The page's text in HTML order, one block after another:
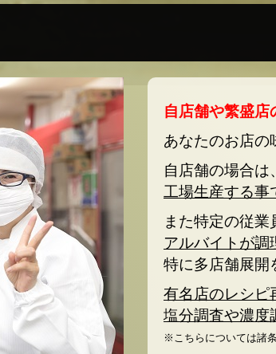
自店舗や繁盛店
あなたのお店の
自店舗の場合は
工場生産する事
また特定の従業
アルバイトが調
特に多店舗展開
有名店のレシピ
塩分調査や濃度
※こちらについては諸